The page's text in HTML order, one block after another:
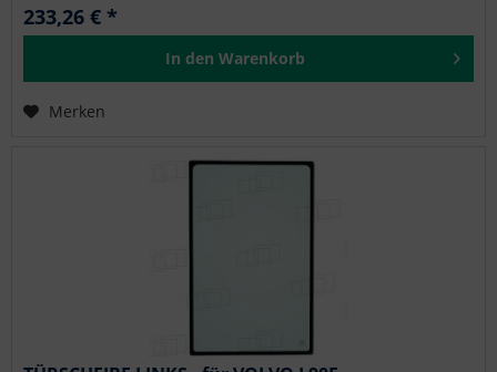
233,26 € *
In den Warenkorb
Merken